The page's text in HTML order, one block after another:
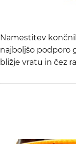
Namestitev
najboljšo podporo
bližje vratu in čez